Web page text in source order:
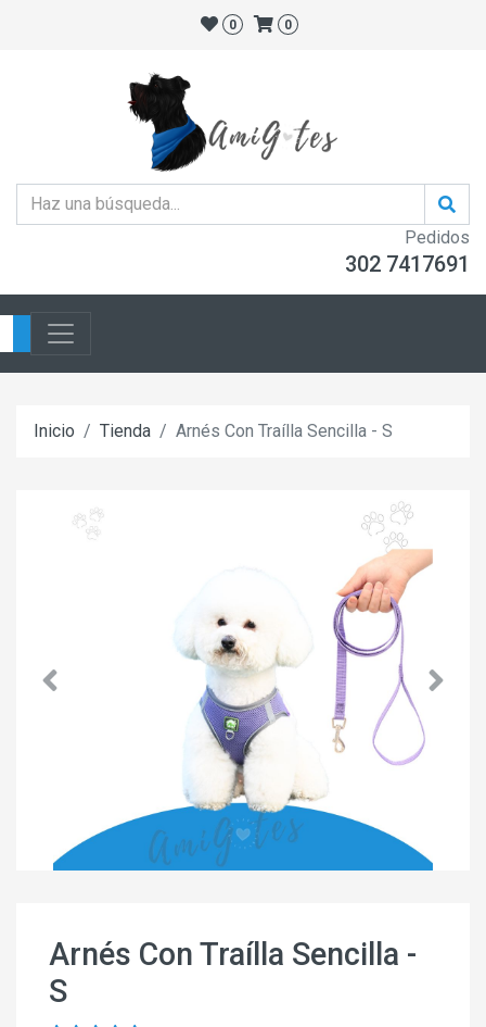
0 0
Pedidos
302 7417691
Inicio Tienda Arnés Con Traílla Sencilla - S
Arnés Con Traílla Sencilla -
S